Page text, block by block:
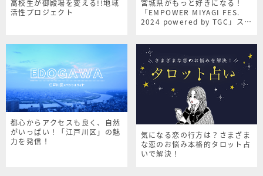
高校生が御殿場を変える!!地域
活性プロジェクト
宮城県がもっと好きになる！
「EMPOWER MIYAGI FES.
2024 powered by TGC」スペ
都心からアクセスも良く、自然
がいっぱい！「江戸川区」の魅
力を発信！
気になる恋の行方は？さまざま
な恋のお悩み本格的タロット占
いで解決！